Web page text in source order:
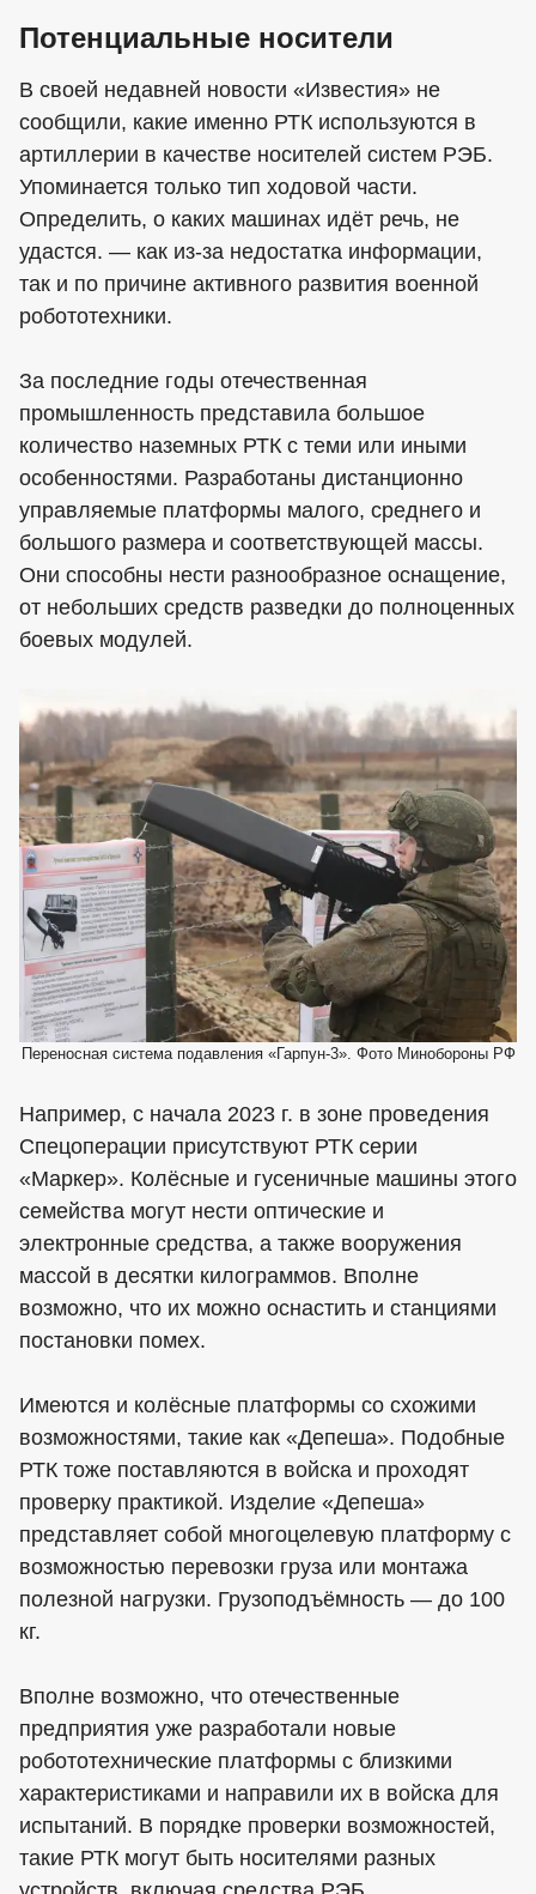
Потенциальные носители
В своей недавней новости «Известия» не
сообщили, какие именно РТК используются в
артиллерии в качестве носителей систем РЭБ.
Упоминается только тип ходовой части.
Определить, о каких машинах идёт речь, не
удастся. — как из-за недостатка информации,
так и по причине активного развития военной
робототехники.
За последние годы отечественная
промышленность представила большое
количество наземных РТК с теми или иными
особенностями. Разработаны дистанционно
управляемые платформы малого, среднего и
большого размера и соответствующей массы.
Они способны нести разнообразное оснащение,
от небольших средств разведки до полноценных
боевых модулей.
Переносная система подавления «Гарпун-3». Фото Минобороны РФ
Например, с начала 2023 г. в зоне проведения
Спецоперации присутствуют РТК серии
«Маркер». Колёсные и гусеничные машины этого
семейства могут нести оптические и
электронные средства, а также вооружения
массой в десятки килограммов. Вполне
возможно, что их можно оснастить и станциями
постановки помех.
Имеются и колёсные платформы со схожими
возможностями, такие как «Депеша». Подобные
РТК тоже поставляются в войска и проходят
проверку практикой. Изделие «Депеша»
представляет собой многоцелевую платформу с
возможностью перевозки груза или монтажа
полезной нагрузки. Грузоподъёмность — до 100
кг.
Вполне возможно, что отечественные
предприятия уже разработали новые
робототехнические платформы с близкими
характеристиками и направили их в войска для
испытаний. В порядке проверки возможностей,
такие РТК могут быть носителями разных